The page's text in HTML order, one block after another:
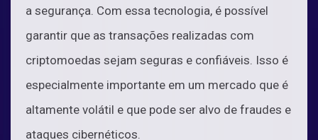
a segurança. Com essa tecnologia, é possível
garantir que as transações realizadas com
criptomoedas sejam seguras e confiáveis. Isso é
especialmente importante em um mercado que é
altamente volátil e que pode ser alvo de fraudes e
ataques cibernéticos.